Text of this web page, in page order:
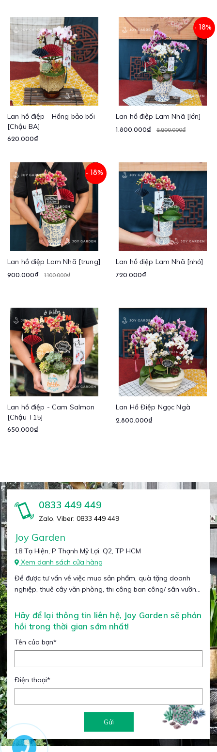
Lan hồ điệp - Hồng bảo bối
[Chậu BA]
620.000₫
- 18%
Lan hồ điệp Lam Nhã [lớn]
1.800.000₫ 2.200.000₫
- 18%
Lan hồ điệp Lam Nhã [trung]
900.000₫ 1.100.000₫
Lan hồ điệp Lam Nhã [nhỏ]
720.000₫
Lan hồ điệp - Cam Salmon
[Chậu T15]
650.000₫
Lan Hồ Điệp Ngọc Ngà
2.800.000₫
0833 449 449
Zalo, Viber: 0833 449 449
Joy Garden
18 Tạ Hiện, P Thạnh Mỹ Lợi, Q2, TP HCM
Xem danh sách cửa hàng
Để được tư vấn về việc mua sản phẩm, quà tặng doanh
nghiệp, thuê cây văn phòng, thi công ban công/ sân vườn...
Hãy để lại thông tin liên hệ, Joy Garden sẽ phản
hồi trong thời gian sớm nhất!
Tên của bạn*
Điện thoại*
Gửi